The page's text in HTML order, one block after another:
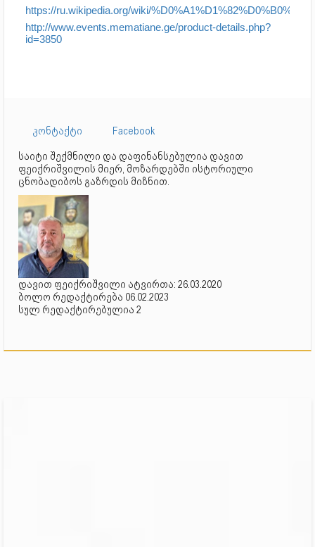
https://ru.wikipedia.org/wiki/
http://www.events.mematiane.ge/product-details.php?
id=3850
კონტაქტი
Facebook
საიტი შექმნილი და დაფინანსებულია დავით
ფეიქრიშვილის მიერ, მოზარდებში ისტორიული
ცნობადიბოს გაზრდის მიზნით.
დავით ფეიქრიშვილი ატვირთა: 26.03.2020
ბოლო რედაქტირება 06.02.2023
სულ რედაქტირებულია 2